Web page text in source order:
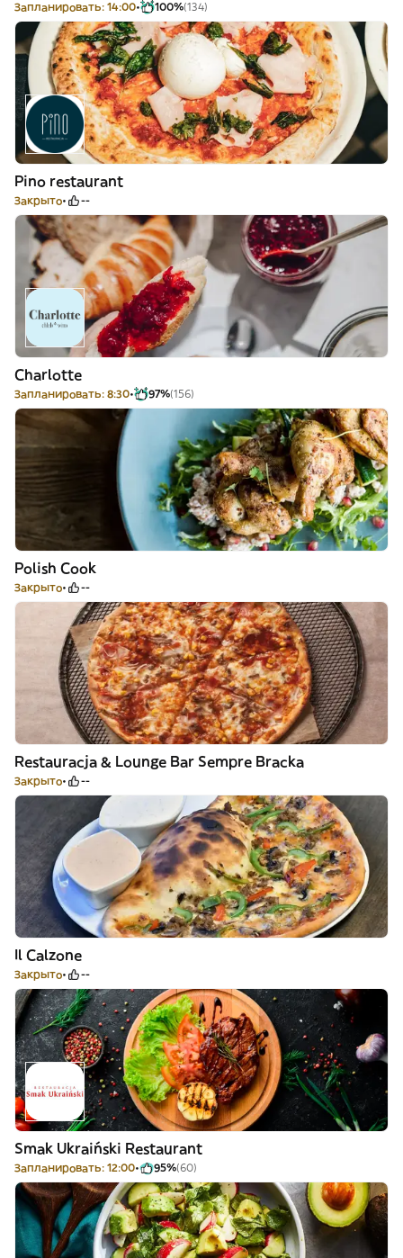
Запланировать: 14:00 100%(134)
Pino restaurant
Закрыто --
Charlotte
Запланировать: 8:30 97%(156)
Polish Cook
Закрыто --
Restauracja & Lounge Bar Sempre Bracka
Закрыто --
Il Calzone
Закрыто --
Smak Ukraiński Restaurant
Запланировать: 12:00 95%(60)